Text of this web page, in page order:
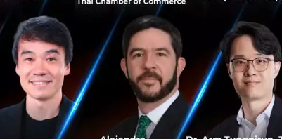
สาหกรรมแห่งประเทศไทย (ส.อ.ท.) โดยองค์การ
) และองค์กรเอกชนที่เป็นกลุ่มสมาชิกของ ส.อ.ท. เพื่อ
ถือเป็นกลไกสำคัญในการซื้อขายคาร์บอนเครดิต ที่จะ
ก๊าซเรือนกระจกอย่างเป็นรูปธรรมและมีประสิทธิภาพ
ใช้แพลตฟอร์ม Gideon มีกว่า 500 บริษัท/องค์กร ที่